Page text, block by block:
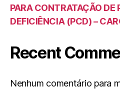
PARA CONTRATAÇÃO DE
DEFICIÊNCIA (PCD) –
Recent
Nenhum comentário para